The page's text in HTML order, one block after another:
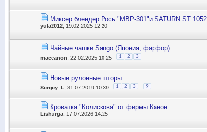
Миксер блендер Рось "МВР-301"и SATURN ST 1052
yula2012 , 19.02.2025 12:20
Чайные чашки Sango (Япония, фарфор).
maccanon , 22.02.2025 10:25 1 2 3
Новые рулонные шторы.
Sergey_L , 31.07.2019 10:39 1 2 3 9
Кроватка "Колискова" от фирмы Канон.
Lishurga , 17.07.2026 14:25